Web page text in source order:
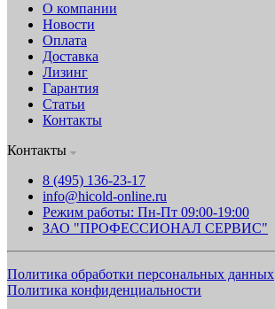
О компании
Новости
Оплата
Доставка
Лизинг
Гарантия
Статьи
Контакты
Контакты
8 (495) 136-23-17
info@hicold-online.ru
Режим работы: Пн-Пт 09:00-19:00
ЗАО "ПРОФЕССИОНАЛ СЕРВИС"
Политика обработки персональных данных
Политика конфиденциальности